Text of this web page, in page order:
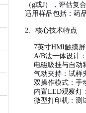
（g或J），评估
适用样品包括：药
2、核心技术特点
7英寸HMI触摸
A/B法一体设计
电磁吸挂与自动
气动夹持：试样
双操作模式：手
内置LED观察灯
微型打印机：测